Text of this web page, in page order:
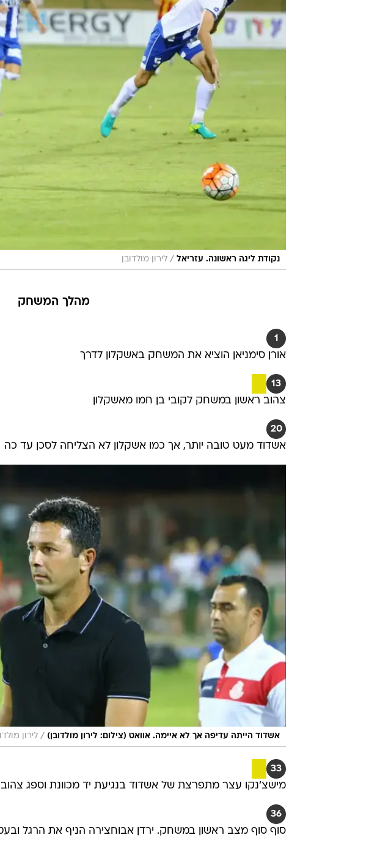
נקודת ליגה ראשונה. עזריאל / לירון מולדובן
מהלך המשחק
1
אורן סימניאן הוציא את המשחק באשקלון לדרך
13
צהוב ראשון במשחק לקובי בן חמו מאשקלון
20
אשדוד מעט טובה יותר, אך כמו אשקלון לא הצליחה לסכן עד כה
אשדוד הייתה עדיפה אך לא איימה. אוואט (צילום: לירון מולדובן) / לירון
33
מישצ'נקו עצר מתפרצת של אשדוד בנגיעת יד מכוונת וספג צהוב
36
סוף סוף מצב ראשון במשחק. ירדן אבוחצירה הניף את הרגל